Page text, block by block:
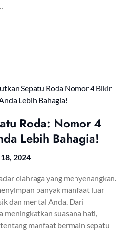
Roda: Nomor 4
Lebih Bahagia!
2024
olahraga yang menyenangkan.
banyak manfaat luar
dan mental Anda. Dari
meningkatkan suasana hati,
manfaat bermain sepatu